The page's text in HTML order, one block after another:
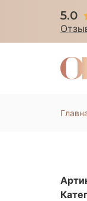
5.0